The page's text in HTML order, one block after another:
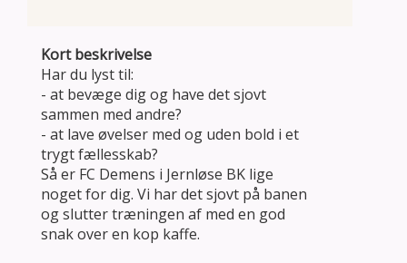
Kort beskrivelse
Har du lyst til:
- at bevæge dig og have det sjovt
sammen med andre?
- at lave øvelser med og uden bold i et
trygt fællesskab?
Så er FC Demens i Jernløse BK lige
noget for dig. Vi har det sjovt på banen
og slutter træningen af med en god
snak over en kop kaffe.